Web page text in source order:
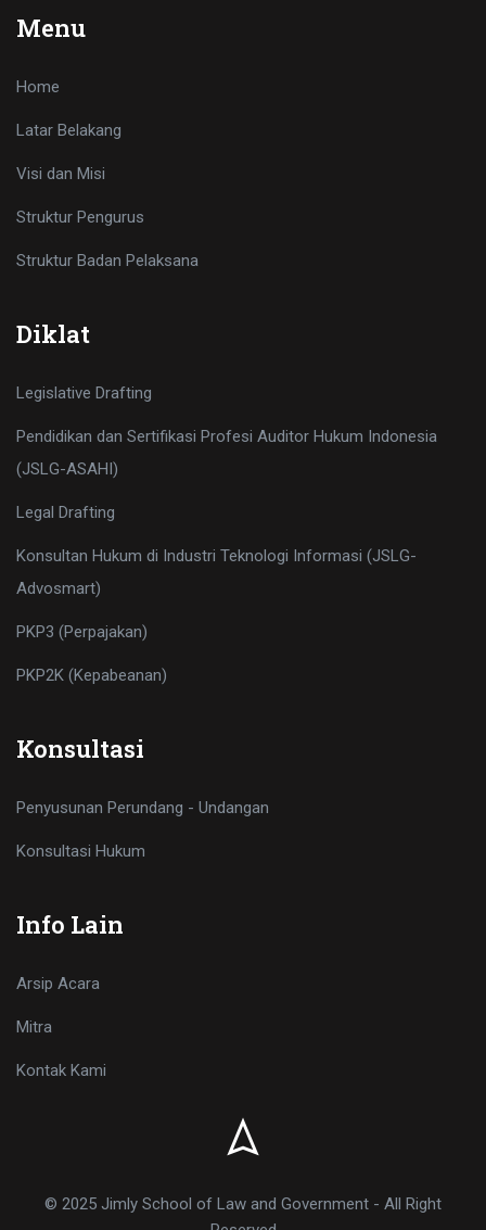
Menu
Home
Latar Belakang
Visi dan Misi
Struktur Pengurus
Struktur Badan Pelaksana
Diklat
Legislative Drafting
Pendidikan dan Sertifikasi Profesi Auditor Hukum Indonesia
(JSLG-ASAHI)
Legal Drafting
Konsultan Hukum di Industri Teknologi Informasi (JSLG-
Advosmart)
PKP3 (Perpajakan)
PKP2K (Kepabeanan)
Konsultasi
Penyusunan Perundang - Undangan
Konsultasi Hukum
Info Lain
Arsip Acara
Mitra
Kontak Kami
© 2025 Jimly School of Law and Government - All Right